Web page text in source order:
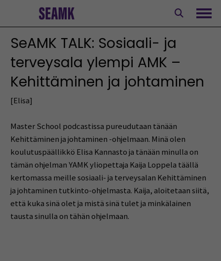
SeAMK TALK: Sosiaali- ja
terveysala ylempi AMK –
Kehittäminen ja johtaminen
[Elisa]
Master School podcastissa pureudutaan tänään
Kehittäminen ja johtaminen -ohjelmaan. Minä olen
koulutuspäällikkö Elisa Kannasto ja tänään minulla on
tämän ohjelman YAMK yliopettaja Kaija Loppela täällä
kertomassa meille sosiaali- ja terveysalan Kehittäminen
ja johtaminen tutkinto-ohjelmasta. Kaija, aloitetaan siitä,
että kuka sinä olet ja mistä sinä tulet ja minkälainen
tausta sinulla on tähän ohjelmaan.